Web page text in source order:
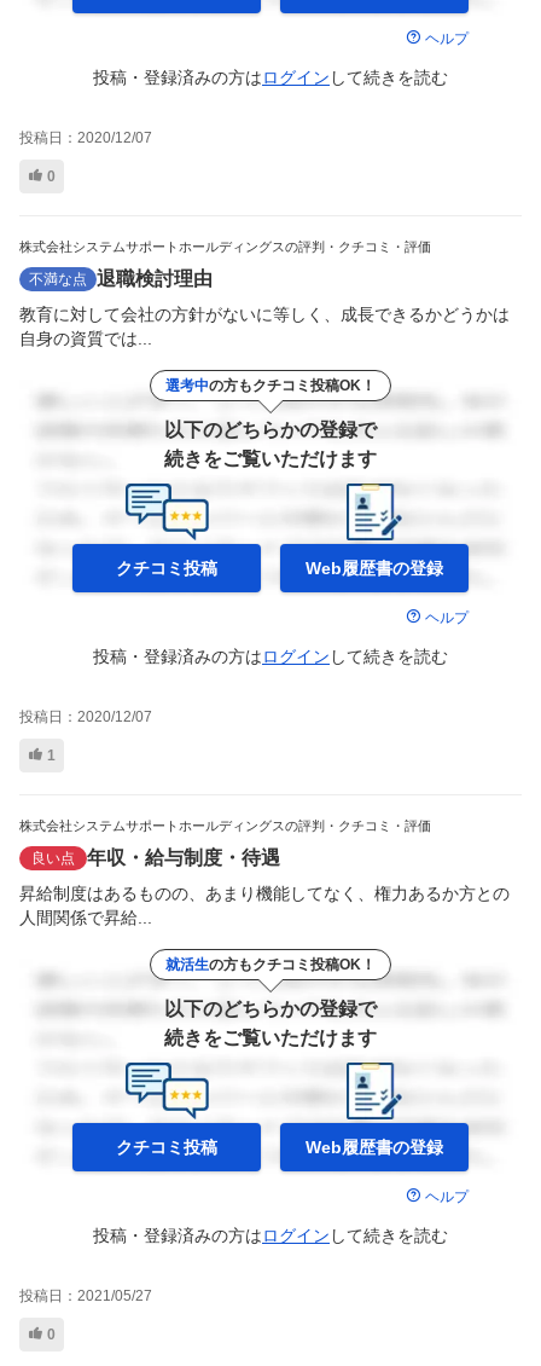
ヘルプ
投稿・登録済みの方はログイン して続きを読む
投稿日： 2020/12/07
0
株式会社システムサポートホールディングスの評判・クチコミ・評価
不満な点 退職検討理由
教育に対して会社の方針がないに等しく、成長できるかどうかは
自身の資質では...
選考中の方もクチコミ投稿OK！
以下のどちらかの登録で
続きをご覧いただけます
クチコミ投稿 Web履歴書の登録
ヘルプ
投稿・登録済みの方はログイン して続きを読む
投稿日： 2020/12/07
1
株式会社システムサポートホールディングスの評判・クチコミ・評価
良い点 年収・給与制度・待遇
昇給制度はあるものの、あまり機能してなく、権力あるか方との
人間関係で昇給...
就活生の方もクチコミ投稿OK！
以下のどちらかの登録で
続きをご覧いただけます
クチコミ投稿 Web履歴書の登録
ヘルプ
投稿・登録済みの方はログイン して続きを読む
投稿日： 2021/05/27
0